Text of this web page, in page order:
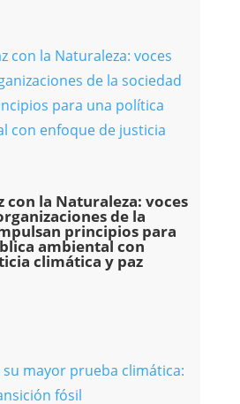
con la Naturaleza: voces
de la
principios para
ambiental con
climática y paz